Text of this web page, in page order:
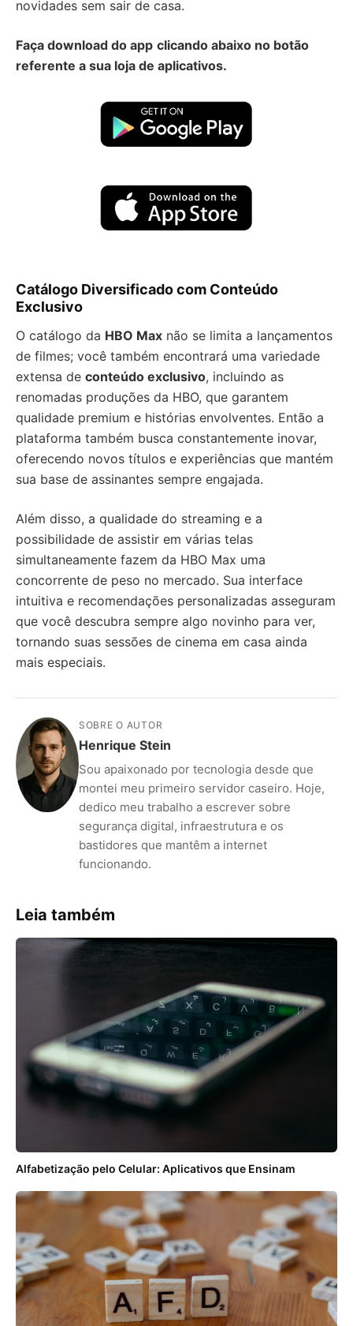
novidades sem sair de casa.
Faça download do app clicando abaixo no botão
referente a sua loja de aplicativos.
Catálogo Diversificado com Conteúdo
Exclusivo
O catálogo da HBO Max não se limita a lançamentos
de filmes; você também encontrará uma variedade
extensa de conteúdo exclusivo, incluindo as
renomadas produções da HBO, que garantem
qualidade premium e histórias envolventes. Então a
plataforma também busca constantemente inovar,
oferecendo novos títulos e experiências que mantém
sua base de assinantes sempre engajada.
Além disso, a qualidade do streaming e a
possibilidade de assistir em várias telas
simultaneamente fazem da HBO Max uma
concorrente de peso no mercado. Sua interface
intuitiva e recomendações personalizadas asseguram
que você descubra sempre algo novinho para ver,
tornando suas sessões de cinema em casa ainda
mais especiais.
SOBRE O AUTOR
Henrique Stein
Sou apaixonado por tecnologia desde que
montei meu primeiro servidor caseiro. Hoje,
dedico meu trabalho a escrever sobre
segurança digital, infraestrutura e os
bastidores que mantêm a internet
funcionando.
Leia também
Alfabetização pelo Celular: Aplicativos que Ensinam